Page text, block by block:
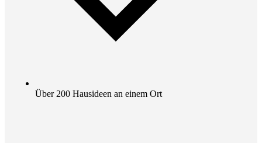
Über 200 Hausideen an einem Ort